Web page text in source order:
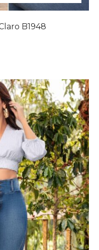
B1948